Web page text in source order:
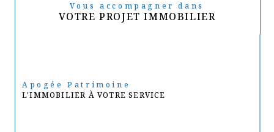
Vous accompagner dans
VOTRE PROJET IMMOBILIER
Apogée Patrimoine
L'IMMOBILIER À VOTRE SERVICE